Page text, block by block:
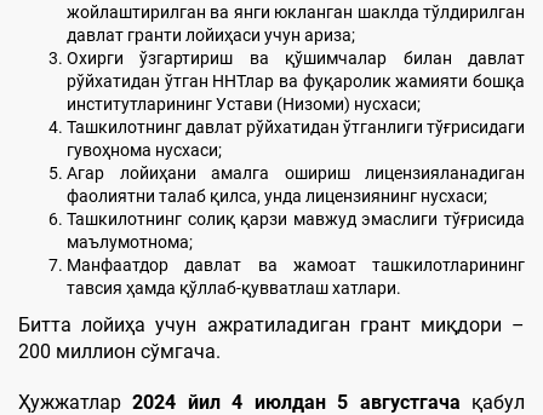
жойлаштирилган ва янги юкланган шаклда тўлдирилган
давлат гранти лойиҳаси учун ариза;
Охирги ўзгартириш ва қўшимчалар билан давлат
рўйхатидан ўтган ННТлар ва фуқаролик жамияти бошқа
институтларининг Устави (Низоми) нусхаси;
Ташкилотнинг давлат рўйхатидан ўтганлиги тўғрисидаги
гувоҳнома нусхаси;
Агар лойиҳани амалга ошириш лицензияланадиган
фаолиятни талаб қилса, унда лицензиянинг нусхаси;
Ташкилотнинг солиқ қарзи мавжуд эмаслиги тўғрисида
маълумотнома;
Манфаатдор давлат ва жамоат ташкилотларининг
тавсия ҳамда қўллаб-қувватлаш хатлари.
Битта лойиҳа учун ажратиладиган грант миқдори –
200 миллион сўмгача.
Ҳужжатлар2024 йил 4 июлдан 5 августгача қабул